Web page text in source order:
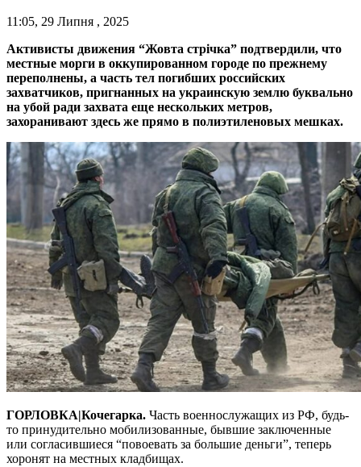
11:05, 29 Липня , 2025
Активисты движения “Жовта стрічка” подтвердили, что
местные морги в оккупированном городе по прежнему
переполнены, а часть тел погибших российских
захватчиков, пригнанных на украинскую землю буквально
на убой ради захвата еще нескольких метров,
захоранивают здесь же прямо в полиэтиленовых мешках.
ГОРЛОВКА|Кочегарка. Часть военнослужащих из РФ, будь-
то принудительно мобилизованные, бывшие заключенные
или согласившиеся “повоевать за большие деньги”, теперь
хоронят на местных кладбищах.